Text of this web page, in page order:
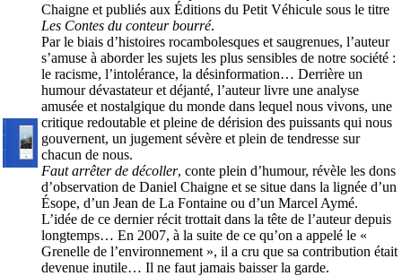
Chaigne et publiés aux Éditions du Petit Véhicule sous le titre
Les Contes du conteur bourré.
Par le biais d’histoires rocambolesques et saugrenues, l’auteur
s’amuse à aborder les sujets les plus sensibles de notre société :
le racisme, l’intolérance, la désinformation… Derrière un
humour dévastateur et déjanté, l’auteur livre une analyse
amusée et nostalgique du monde dans lequel nous vivons, une
critique redoutable et pleine de dérision des puissants qui nous
gouvernent, un jugement sévère et plein de tendresse sur
chacun de nous.
Faut arrêter de décoller, conte plein d’humour, révèle les dons
d’observation de Daniel Chaigne et se situe dans la lignée d’un
Ésope, d’un Jean de La Fontaine ou d’un Marcel Aymé.
L’idée de ce dernier récit trottait dans la tête de l’auteur depuis
longtemps… En 2007, à la suite de ce qu’on a appelé le «
Grenelle de l’environnement », il a cru que sa contribution était
devenue inutile… Il ne faut jamais baisser la garde.